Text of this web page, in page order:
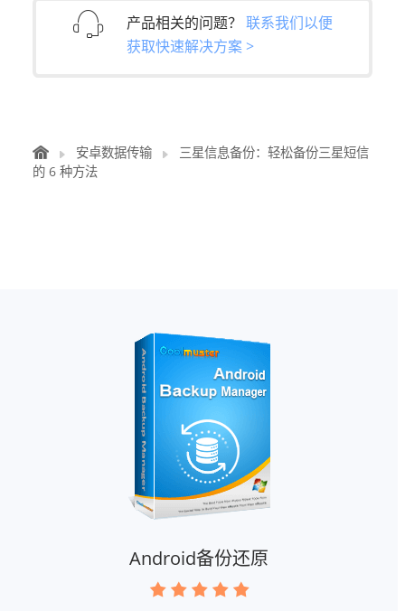
产品相关的问题？ 联系我们以便
获取快速解决方案 >
安卓数据传输
三星信息备份：轻松备份三星短信
的 6 种方法
Android备份还原